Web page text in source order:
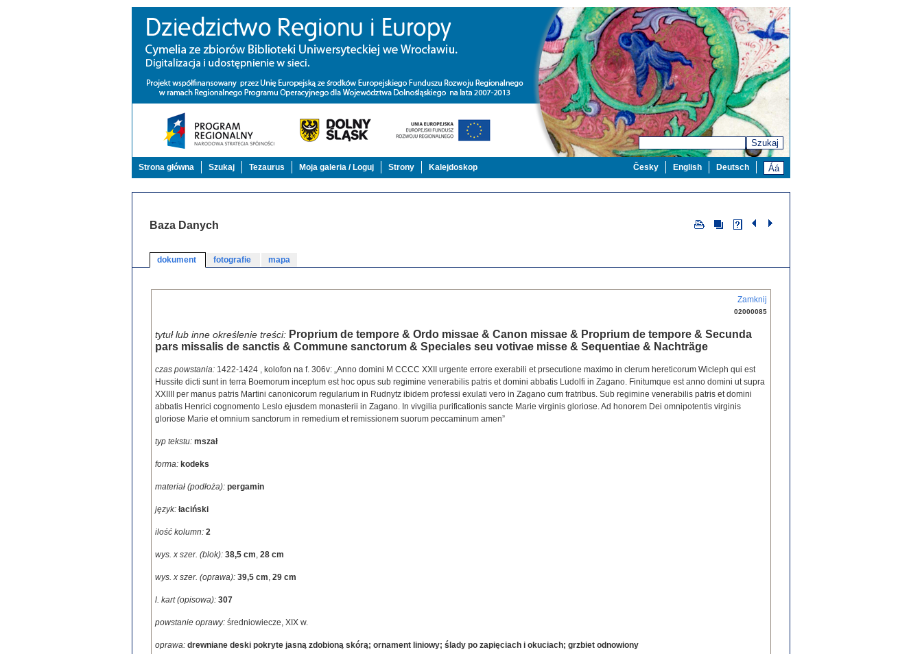
Szukaj
Strona główna Szukaj Tezaurus Moja galeria / Loguj Strony Kalejdoskop Deutsch
English
Česky
Baza Danych
dokument fotografie mapa
Zamknij
02000085
tytuł lub inne określenie treści: Proprium de tempore & Ordo missae & Canon missae & Proprium de tempore & Secunda
pars missalis de sanctis & Commune sanctorum & Speciales seu votivae misse & Sequentiae & Nachträge
czas powstania: 1422-1424 , kolofon na f. 306v: „Anno domini M CCCC XXII urgente errore exerabili et prsecutione maximo in clerum hereticorum Wicleph qui est
Hussite dicti sunt in terra Boemorum inceptum est hoc opus sub regimine venerabilis patris et domini abbatis Ludolfi in Zagano. Finitumque est anno domini ut supra
XXIIII per manus patris Martini canonicorum regularium in Rudnytz ibidem professi exulati vero in Zagano cum fratribus. Sub regimine venerabilis patris et domini
abbatis Henrici cognomento Leslo ejusdem monasterii in Zagano. In vivgilia purificationis sancte Marie virginis gloriose. Ad honorem Dei omnipotentis virginis
gloriose Marie et omnium sanctorum in remedium et remissionem suorum peccaminum amen”
typ tekstu: mszał
forma: kodeks
materiał (podłoża): pergamin
język: łaciński
ilość kolumn: 2
wys. x szer. (blok): 38,5 cm, 28 cm
wys. x szer. (oprawa): 39,5 cm, 29 cm
l. kart (opisowa): 307
powstanie oprawy: średniowiecze, XIX w.
oprawa: drewniane deski pokryte jasną zdobioną skórą; ornament liniowy; ślady po zapięciach i okuciach; grzbiet odnowiony